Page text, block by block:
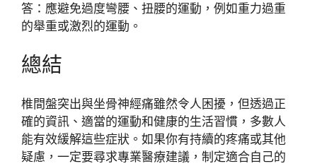
答：應避免過度彎腰、扭腰的運動，例如重力過重
的舉重或激烈的運動。
總結
椎間盤突出與坐骨神經痛雖然令人困擾，但透過正
確的資訊、適當的運動和健康的生活習慣，多數人
能有效緩解這些症狀。如果你有持續的疼痛或其他
疑慮，一定要尋求專業醫療建議，制定適合自己的